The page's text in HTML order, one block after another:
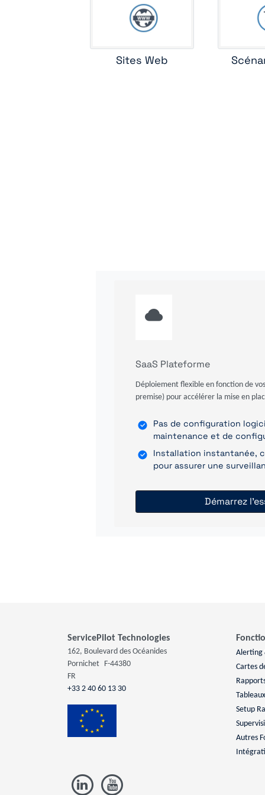
Sites Web
SaaS Plateforme
Déploiement flexible en fonction de
premise) pour accélérer la mise en
Pas de configuration
maintenance et de
Installation instantanée,
pour assurer une
Démarrez
ServicePilot Technologies
162, Boulevard des Océanides
Pornichet
F-44380
FR
+33 2 40 60 13 30
Alerting
Cartes
Setup
Autres